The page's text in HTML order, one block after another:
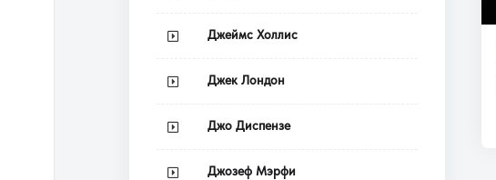
Джеймс Холлис
Джек Лондон
Джо Диспензе
Джозеф Мэрфи